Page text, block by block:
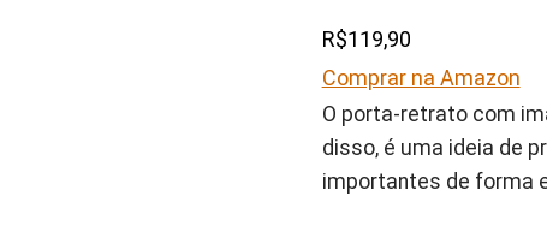
R$119,90
Comprar na Amazon
O porta-retrato com
disso, é uma ideia de
importantes de forma